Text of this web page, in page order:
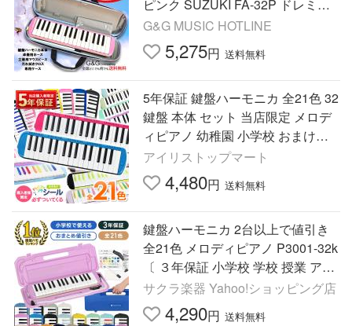
ピンク SUZUKI FA-32P ドレミ学
べるシール1枚付き 32鍵盤
G&G MUSIC HOTLINE
5,275円 送料無料
5年保証 鍵盤ハーモニカ 全21色 32
鍵盤 本体 セット 当店限定 メロデ
ィピアノ 幼稚園 小学校 おまけ付
き シール 音楽 鍵盤楽器 楽器 子ど
も プレゼント
アイリストップマート
4,480円 送料無料
鍵盤ハーモニカ 2台以上で値引き
全21色 メロディピアノ P3001-32k
〔 ３年保証 小学校 学校 授業 アル
ト 〕
サクラ楽器 Yahoo!ショッピング店
4,290円 送料無料